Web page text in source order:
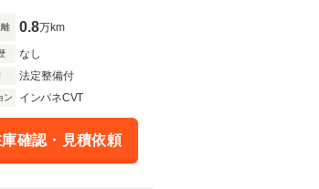
0.8万km
なし
法定整備付
ン インパネCVT
確認・見積依頼